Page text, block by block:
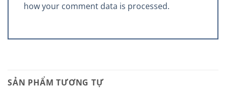
how your comment data is processed.
SẢN PHẨM TƯƠNG TỰ